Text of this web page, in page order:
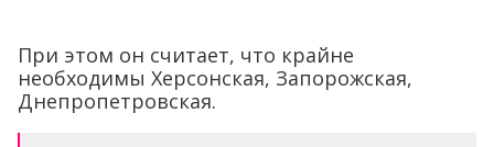
При этом он считает, что крайне
необходимы Херсонская, Запорожская,
Днепропетровская.